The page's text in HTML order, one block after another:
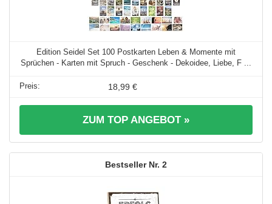
Edition Seidel Set 100 Postkarten Leben & Momente mit
Sprüchen - Karten mit Spruch - Geschenk - Dekoidee, Liebe, F ...
18,99 €
ZUM TOP ANGEBOT »
2